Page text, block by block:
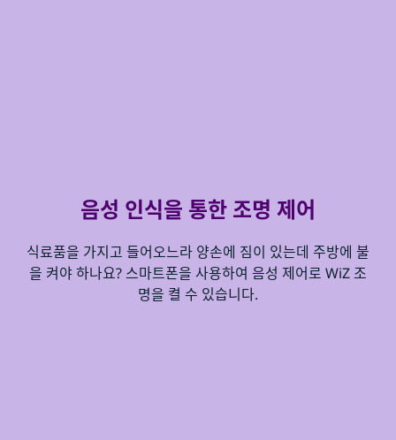
음성 인식을 통한 조명 제어
식료품을 가지고 들어오느라 양손에 짐이 있는데 주방에 불
을 켜야 하나요? 스마트폰을 사용하여 음성 제어로 WiZ 조
명을 켤 수 있습니다.